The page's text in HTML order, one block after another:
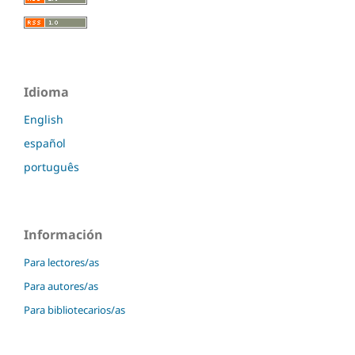
Idioma
English
español
português
Información
Para lectores/as
Para autores/as
Para bibliotecarios/as